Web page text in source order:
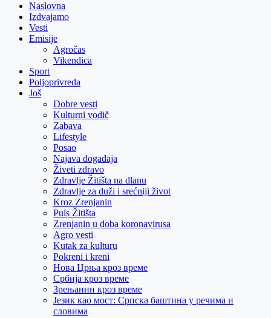
Naslovna
Izdvajamo
Vesti
Emisije
Agročas
Vikendica
Sport
Poljoprivreda
Još
Dobre vesti
Kulturni vodič
Zabava
Lifestyle
Posao
Najava događaja
Živeti zdravo
Zdravlje Žitišta na dlanu
Zdravlje za duži i srećniji život
Kroz Zrenjanin
Puls Žitišta
Zrenjanin u doba koronavirusa
Agro vesti
Kutak za kulturu
Pokreni i kreni
Нова Црња кроз време
Србија кроз време
Зрењанин кроз време
Језик као мост: Српска баштина у речима и
словима